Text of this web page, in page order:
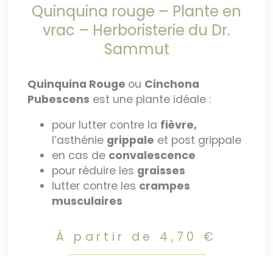
Quinquina rouge – Plante en
vrac – Herboristerie du Dr.
Sammut
Quinquina Rouge ou Cinchona
Pubescens est une plante idéale :
pour lutter contre la fièvre,
l’asthénie grippale et post grippale
en cas de convalescence
pour réduire les graisses
lutter contre les crampes
musculaires
À partir de 4,70 €